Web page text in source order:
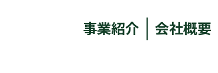
事業紹介 会社概要